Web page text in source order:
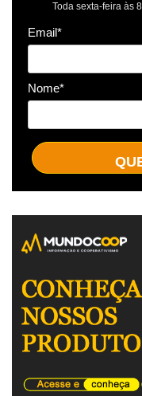
Toda sexta-feira às
Email*
Nome*